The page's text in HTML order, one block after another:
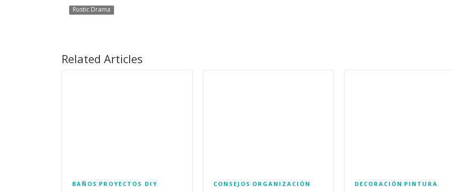
Rustic Drama
Related Articles
BAÑOS PROYECTOS DIY CONSEJOS ORGANIZACIÓN DECORACIÓN PINTURA